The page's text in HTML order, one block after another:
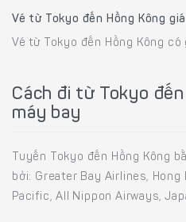
Vé từ Tokyo đến Hồng Kông
Vé từ Tokyo đến Hồng Kông có
Cách đi từ Tokyo
máy bay
Tuyến Tokyo đến Hồng Kông
bởi: Greater Bay Airlines, Hong
Pacific, All Nippon Airways,